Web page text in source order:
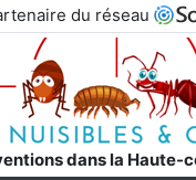
du réseau
dans la Haute-